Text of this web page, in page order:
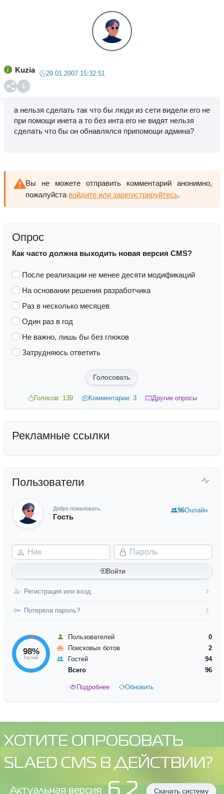
Kuzia 29.01.2007 15:32:51
1
а нельзя сделать так что бы люди из сети видели его не
при помощи инета а то без инта его не видят нельзя
сделать что бы он обнавлялся припомощи админа?
Вы не можете отправить комментарий анонимно,
пожалуйста войдите или зарегистрируйтесь.
Опрос
Как часто должна выходить новая версия CMS?
После реализации не менее десяти модификаций
На основании решения разработчика
Раз в несколько месяцев
Один раз в год
Не важно, лишь бы без глюков
Затрудняюсь ответить
Голосовать
Голосов: 139 Комментарии: 3 Другие опросы
Рекламные ссылки
Пользователи
Добро пожаловать,
Гость
Ник Пароль
Войти
Регистрация или вход
Потеряли пароль?
96Онлайн
98%
Гостей
Пользователей
0
Поисковых ботов
2
Гостей
94
Всего
96
Подробнее Обновить
ХОТИТЕ ОПРОБОВАТЬ
SLAED CMS В ДЕЙСТВИИ?
Aктуальная версия Скачать систему